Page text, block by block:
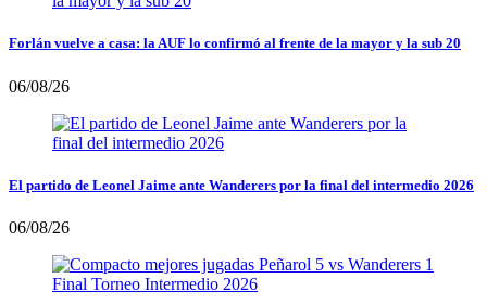
Forlán vuelve a casa: la AUF lo confirmó al frente de la mayor y la sub 20
06/08/26
El partido de Leonel Jaime ante Wanderers por la final del intermedio 2026
06/08/26